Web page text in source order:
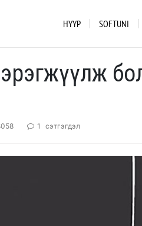
НҮҮР SOFTUNI
хэрэгжүүлж
1 сэтгэгдэл